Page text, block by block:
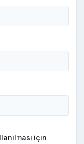
için